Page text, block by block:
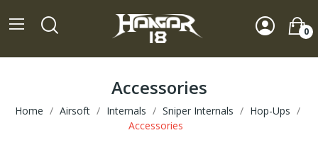
0
Accessories
Home Airsoft Internals Sniper Internals
Hop-Ups
Accessories